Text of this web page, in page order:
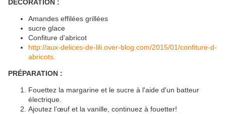
DÉCORATION :
Amandes effilées grillées
sucre glace
Confiture d'abricot
http://aux-delices-de-lili.over-blog.com/2015/01/confiture-d-
abricots.
PRÉPARATION :
Fouettez la margarine et le sucre à l'aide d'un batteur
électrique.
Ajoutez l’œuf et la vanille, continuez à fouetter!